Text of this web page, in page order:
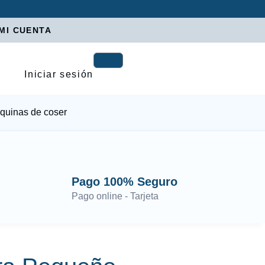
CUENTA
Iniciar sesión
de coser
Pago 100% Seguro
Pago online - Tarjeta